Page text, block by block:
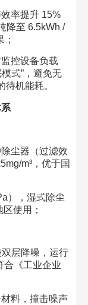
率提升 15%
降至 6.5kWh /
控设备负载
式”，避免无
机能耗。​
尘器（过滤效
m³，优于国
），湿式除尘
使用；​
层降噪，运行
合《工业企业
料，撞击噪声